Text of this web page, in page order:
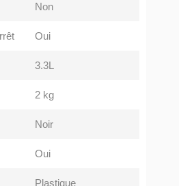
Non
Oui
3.3L
2 kg
Noir
Oui
Plastique